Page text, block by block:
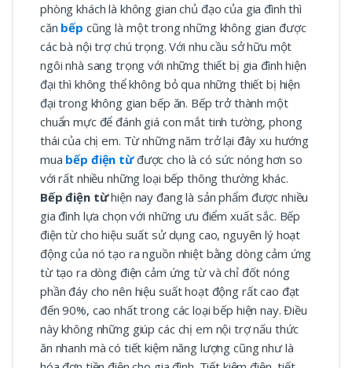
phòng khách là không gian chủ đạo của gia đình thì
căn bếp cũng là một trong những không gian được
các bà nội trợ chú trọng. Với nhu cầu sở hữu một
ngôi nhà sang trọng với những thiết bị gia đình hiện
đại thì không thể không bỏ qua những thiết bị hiện
đại trong không gian bếp ăn. Bếp trở thành một
chuẩn mực để đánh giá con mắt tinh tường, phong
thái của chị em. Từ những năm trở lại đây xu hướng
mua bếp điện từđược cho là có sức nóng hơn so
với rất nhiều những loại bếp thông thường khác.
Bếp điện từhiện nay đang là sản phẩm được nhiều
gia đình lựa chọn với những ưu điểm xuất sắc. Bếp
điện từ cho hiệu suất sử dụng cao, nguyên lý hoạt
động của nó tạo ra nguồn nhiệt bằng dòng cảm ứng
từ tạo ra dòng điện cảm ứng từ và chỉ đốt nóng
phần đáy cho nên hiệu suất hoạt động rất cao đạt
đến 90%, cao nhất trong các loại bếp hiện nay. Điều
này không những giúp các chị em nội trợ nấu thức
ăn nhanh mà có tiết kiệm năng lượng cũng như là